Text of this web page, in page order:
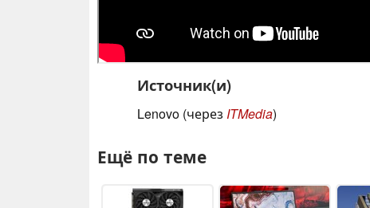
Источник(и)
Lenovo (через ITMedia)
Ещё по теме